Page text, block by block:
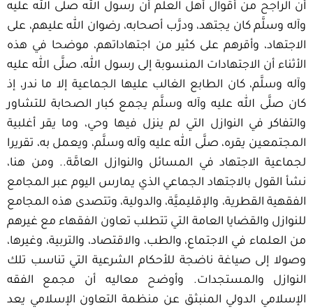
أن الراجح من أقوال أهل العلم أن رسول الله صلى الله عليه
وآله وسلَّم كان يجتهد، ودرَّب أصحابه، رضوان الله عليهم، على
الاجتهاد، وأقرهم على كثير من اجتهاداتهم، موضحا في هذه
الأثناء أن الاجتهادات المنسوبة إلى رسول الله، صلَّى الله عليه
وآله وسلَّم، كان الطابع الغالب عليها الجماعية إلا ما ندر، إذ
كان صلَّى الله عليه وآله وسلَّم يجمع كبار الصحابة للتشاور
والتفاكر في النوازل التي لم ينزل فيها وحي، وما يقر أغلبية
المجتمعين يقره، صلَّى الله عليه وآله وسلَّم، ويعمل به، تقريرا
لجماعية الاجتهاد في المسائل والنوازل العامَّة.. ومن هنا،
نشأ القول بالاجتهاد الجماعي الذي يمارس اليوم عبر المجامع
الفقهية القطرية، والإقليميَّة، والدولية، وتتصدى هذه المجامع
للنوازل والقضايا العامة التي تتطلب تعاون الفقهاء مع غيرهم
من العلماء في الاجتماع، والطب، والاقتصاد، والتربية، وغيرها،
وصولا إلى صياغة ناضجة للأحكام الشرعية التي تناسب تلك
النوازل والمستجدات. وأوضح معاليه أن مجمع الفقه
الإسلامي الدولي المنبثق عن منظمة التعاون الإسلامي يعد